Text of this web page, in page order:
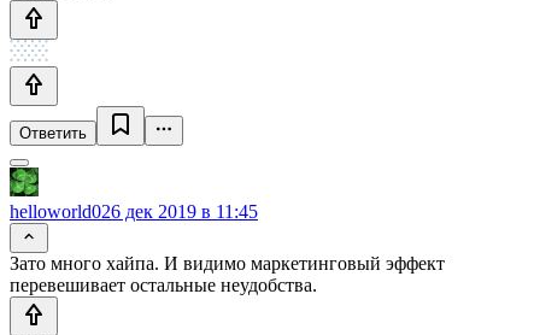
Ответить
helloworld026 дек 2019 в 11:45
Зато много хайпа. И видимо маркетинговый эффект
перевешивает остальные неудобства.